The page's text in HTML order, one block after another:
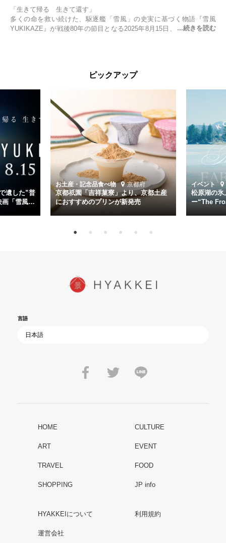
「生きて帰る 生きて還す」
多くの命を救い続けた、駆逐艦「雪風」の史実に基づく物語『雪風
YUKIKAZE』が戦後80年の節目となる2025年8月15日、全国公開され
くの仲間の命を救い帰還させ、戦後まで生き抜き「幸運艦」と呼ばれ
主演は「雪風」の艦長・寺澤一利を演じる竹野内豊。先任伍長・早瀬
幸平を玉木宏が演じるほか、奥平大兼、田中麗奈、石丸幹二、益岡徹
など実力派俳優が共演。そして戦艦大和と運命を共にした帝国海軍・
第二艦隊司令長官、伊藤整一を中井貴一が圧倒的な存在感で演じ切
る。
時代が再び、分断と暴力に揺れる現代。本作は「同じ過ちを繰り返す
道を歩んではいないか」と、彼らが命をかけて守りたいと願っ
た”今”を生きる私達に問いかける。戦後80年、戦争の記憶が薄れゆく
今だからこそ、尊い平和の価値を未来に繋ぐ作品『雪風 YUKIKAZE』
を多くの方にご覧いただきたい。
ピックアップ
遺した”普
画「雪風
お土産・記念品食べ物 京都府
京都祇園「吉祥菓寮」より、京都土産
におすすめのプリンが新発売
イベント
松原湖の氷
ー“The
言語
HOME CULTURE
ART EVENT
TRAVEL FOOD
SHOPPING JP info
HYAKKEIについて 利用規約
運営会社